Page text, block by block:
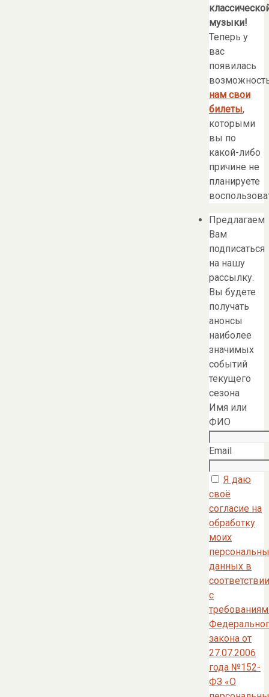
музыки!
Теперь у
вас
появилась
нам свои
билеты,
которыми
вы по
какой-либо
причине не
планируете
Предлагаем
Вам
подписаться
на нашу
рассылку.
Вы будете
получать
анонсы
наиболее
значимых
событий
текущего
сезона
Имя или
ФИО
Email
Я даю
своё
согласие на
обработку
моих
данных в
соответствии
с
закона от
27.07.2006
года №152-
ФЗ «О